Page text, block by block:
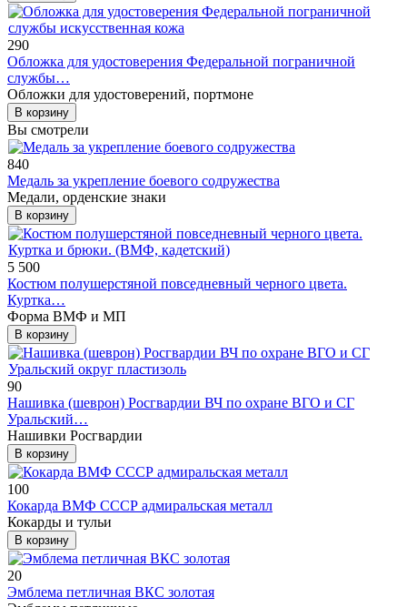
290
Обложка для удостоверения Федеральной пограничной
службы…
Обложки для удостоверений, портмоне
В корзину
Вы смотрели
840
Медаль за укрепление боевого содружества
Медали, орденские знаки
В корзину
5 500
Костюм полушерстяной повседневный черного цвета.
Куртка…
Форма ВМФ и МП
В корзину
90
Нашивка (шеврон) Росгвардии ВЧ по охране ВГО и СГ
Уральский…
Нашивки Росгвардии
В корзину
100
Кокарда ВМФ СССР адмиральская металл
Кокарды и тульи
В корзину
20
Эмблема петличная ВКС золотая